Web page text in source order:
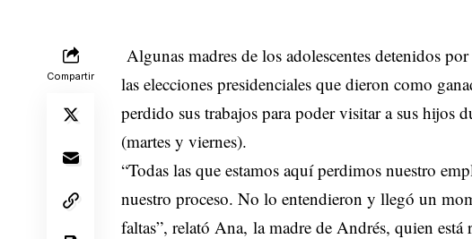
Compartir
Algunas madres de los adolescentes detenidos
las elecciones presidenciales que dieron como
perdido sus trabajos para poder visitar a sus hijos
(martes y viernes).
“Todas las que estamos aquí perdimos nuestro
nuestro proceso. No lo entendieron y llegó un
faltas”, relató Ana, la madre de Andrés, quien